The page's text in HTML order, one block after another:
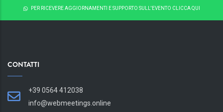
PER RICEVERE AGGIORNAMENTI E SUPPORTO SULL'EVENTO CLICCA QUI
CONTATTI
+39 0564 412038
info@webmeetings.online